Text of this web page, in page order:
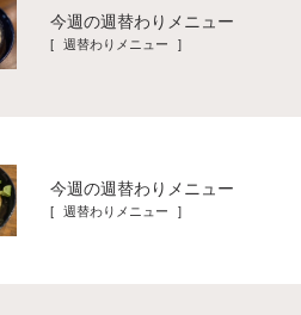
今週の週替わりメニュー
[ 週替わりメニュー ]
今週の週替わりメニュー
[ 週替わりメニュー ]